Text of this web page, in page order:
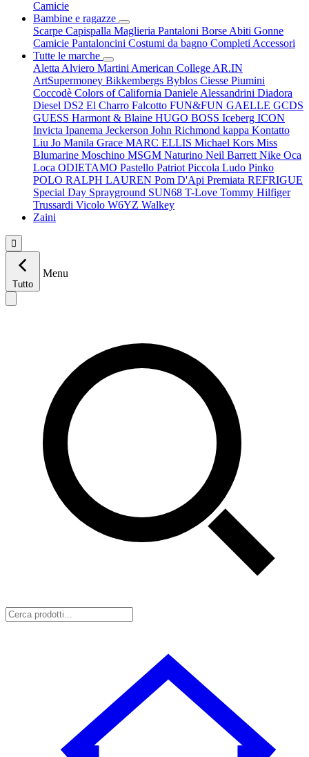
Camicie
Bambine e ragazze
Scarpe Capispalla Maglieria Pantaloni Borse Abiti Gonne
Camicie Pantaloncini Costumi da bagno Completi Accessori
Tutte le marche
Aletta Alviero Martini American College AR.IN
ArtSupermoney Bikkembergs Byblos Ciesse Piumini
Coccodè Colors of California Daniele Alessandrini Diadora
Diesel DS2 El Charro Falcotto FUN&FUN GAELLE GCDS
GUESS Harmont & Blaine HUGO BOSS Iceberg ICON
Invicta Ipanema Jeckerson John Richmond kappa Kontatto
Liu Jo Manila Grace MARC ELLIS Michael Kors Miss
Blumarine Moschino MSGM Naturino Neil Barrett Nike Oca
Loca ODIETAMO Pastello Patriot Piccola Ludo Pinko
POLO RALPH LAUREN Pom D'Api Premiata REFRIGUE
Special Day Sprayground SUN68 T-Love Tommy Hilfiger
Trussardi Vicolo W6YZ Walkey
Zaini

Tutto
Menu